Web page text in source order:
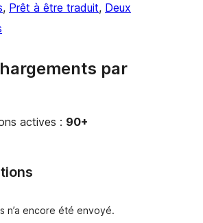
, Prêt à être traduit, Deux
par
actives : 90+
n’a encore été envoyé.